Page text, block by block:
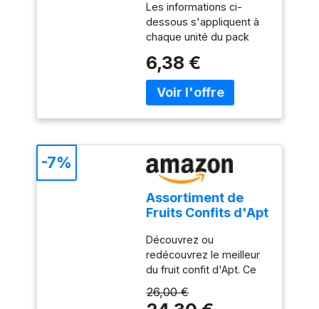
Les informations ci-
dessous s'appliquent à
chaque unité du pack
Mélange de morceaux
entiers de pastèques,
oranges et bigarreaux
gâteaux, brioches et
gâteaux aux fruits confits
Sans colorant ni
conservateur Poids du
colis: 0.15 kilogrammes
6,38 €
Assortiment de
Fruits Confits d'Apt
Découvrez ou
redécouvrez le meilleur
du fruit confit d'Apt. Ce
des " grands classiques"
26,00 €
-7%